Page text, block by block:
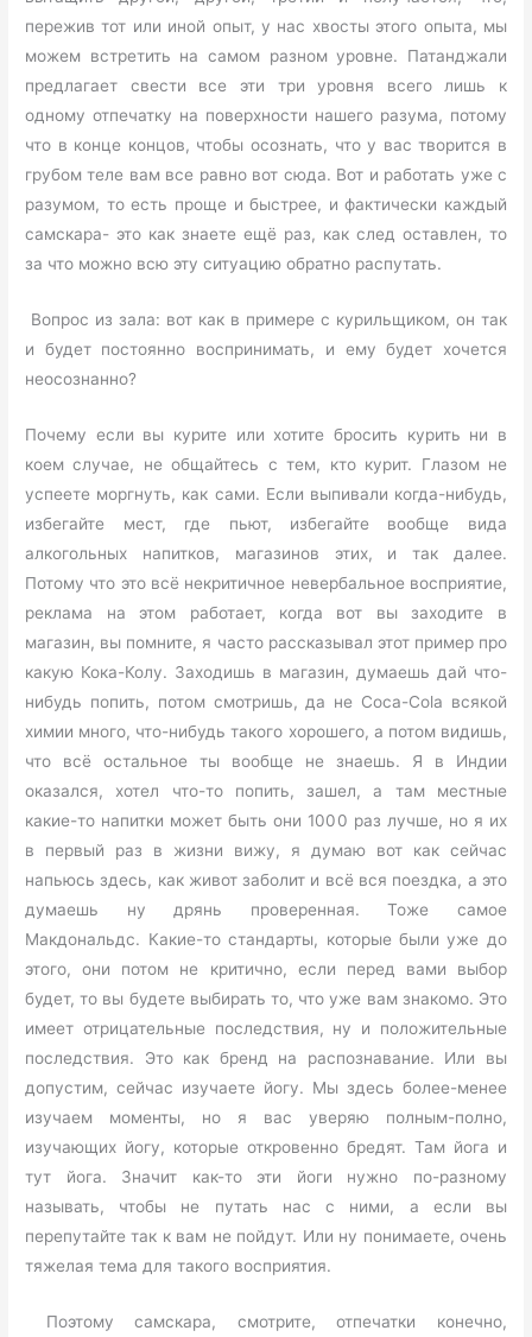
пережив тот или иной опыт, у нас хвосты этого опыта, мы
можем встретить на самом разном уровне. Патанджали
предлагает свести все эти три уровня всего лишь к
одному отпечатку на поверхности нашего разума, потому
что в конце концов, чтобы осознать, что у вас творится в
грубом теле вам все равно вот сюда. Вот и работать уже с
разумом, то есть проще и быстрее, и фактически каждый
самскара- это как знаете ещё раз, как след оставлен, то
за что можно всю эту ситуацию обратно распутать.
Вопрос из зала: вот как в примере с курильщиком, он так
и будет постоянно воспринимать, и ему будет хочется
неосознанно?
Почему если вы курите или хотите бросить курить ни в
коем случае, не общайтесь с тем, кто курит. Глазом не
успеете моргнуть, как сами. Если выпивали когда-нибудь,
избегайте мест, где пьют, избегайте вообще вида
алкогольных напитков, магазинов этих, и так далее.
Потому что это всё некритичное невербальное восприятие,
реклама на этом работает, когда вот вы заходите в
магазин, вы помните, я часто рассказывал этот пример про
какую Кока-Колу. Заходишь в магазин, думаешь дай что-
нибудь попить, потом смотришь, да не Coca-Cola всякой
химии много, что-нибудь такого хорошего, а потом видишь,
что всё остальное ты вообще не знаешь. Я в Индии
оказался, хотел что-то попить, зашел, а там местные
какие-то напитки может быть они 1000 раз лучше, но я их
в первый раз в жизни вижу, я думаю вот как сейчас
напьюсь здесь, как живот заболит и всё вся поездка, а это
думаешь ну дрянь проверенная. Тоже самое
Макдональдс. Какие-то стандарты, которые были уже до
этого, они потом не критично, если перед вами выбор
будет, то вы будете выбирать то, что уже вам знакомо. Это
имеет отрицательные последствия, ну и положительные
последствия. Это как бренд на распознавание. Или вы
допустим, сейчас изучаете йогу. Мы здесь более-менее
изучаем моменты, но я вас уверяю полным-полно,
изучающих йогу, которые откровенно бредят. Там йога и
тут йога. Значит как-то эти йоги нужно по-разному
называть, чтобы не путать нас с ними, а если вы
перепутайте так к вам не пойдут. Или ну понимаете, очень
тяжелая тема для такого восприятия.
Поэтому самскара, смотрите, отпечатки конечно,